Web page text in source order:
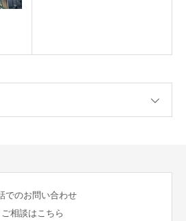
でのお問い合わせ
ご相談はこちら